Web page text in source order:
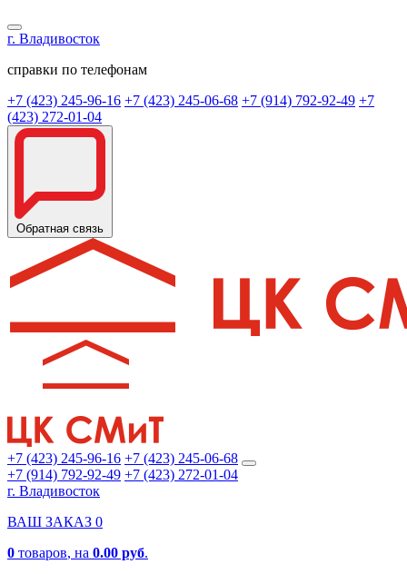
г. Владивосток
справки по телефонам
+7 (423) 245-96-16 +7 (423) 245-06-68 +7 (914) 792-92-49 +7
(423) 272-01-04
Обратная связь
+7 (423) 245-96-16 +7 (423) 245-06-68
+7 (914) 792-92-49 +7 (423) 272-01-04
г. Владивосток
ВАШ ЗАКАЗ 0
0 товаров, на 0.00 руб.